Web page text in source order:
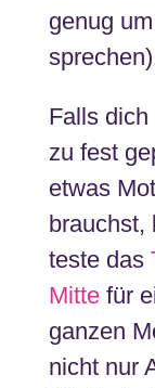
genug
Falls
zu fest
etwas
brauchst,
teste das
Mittefür
ganzen
nicht nur